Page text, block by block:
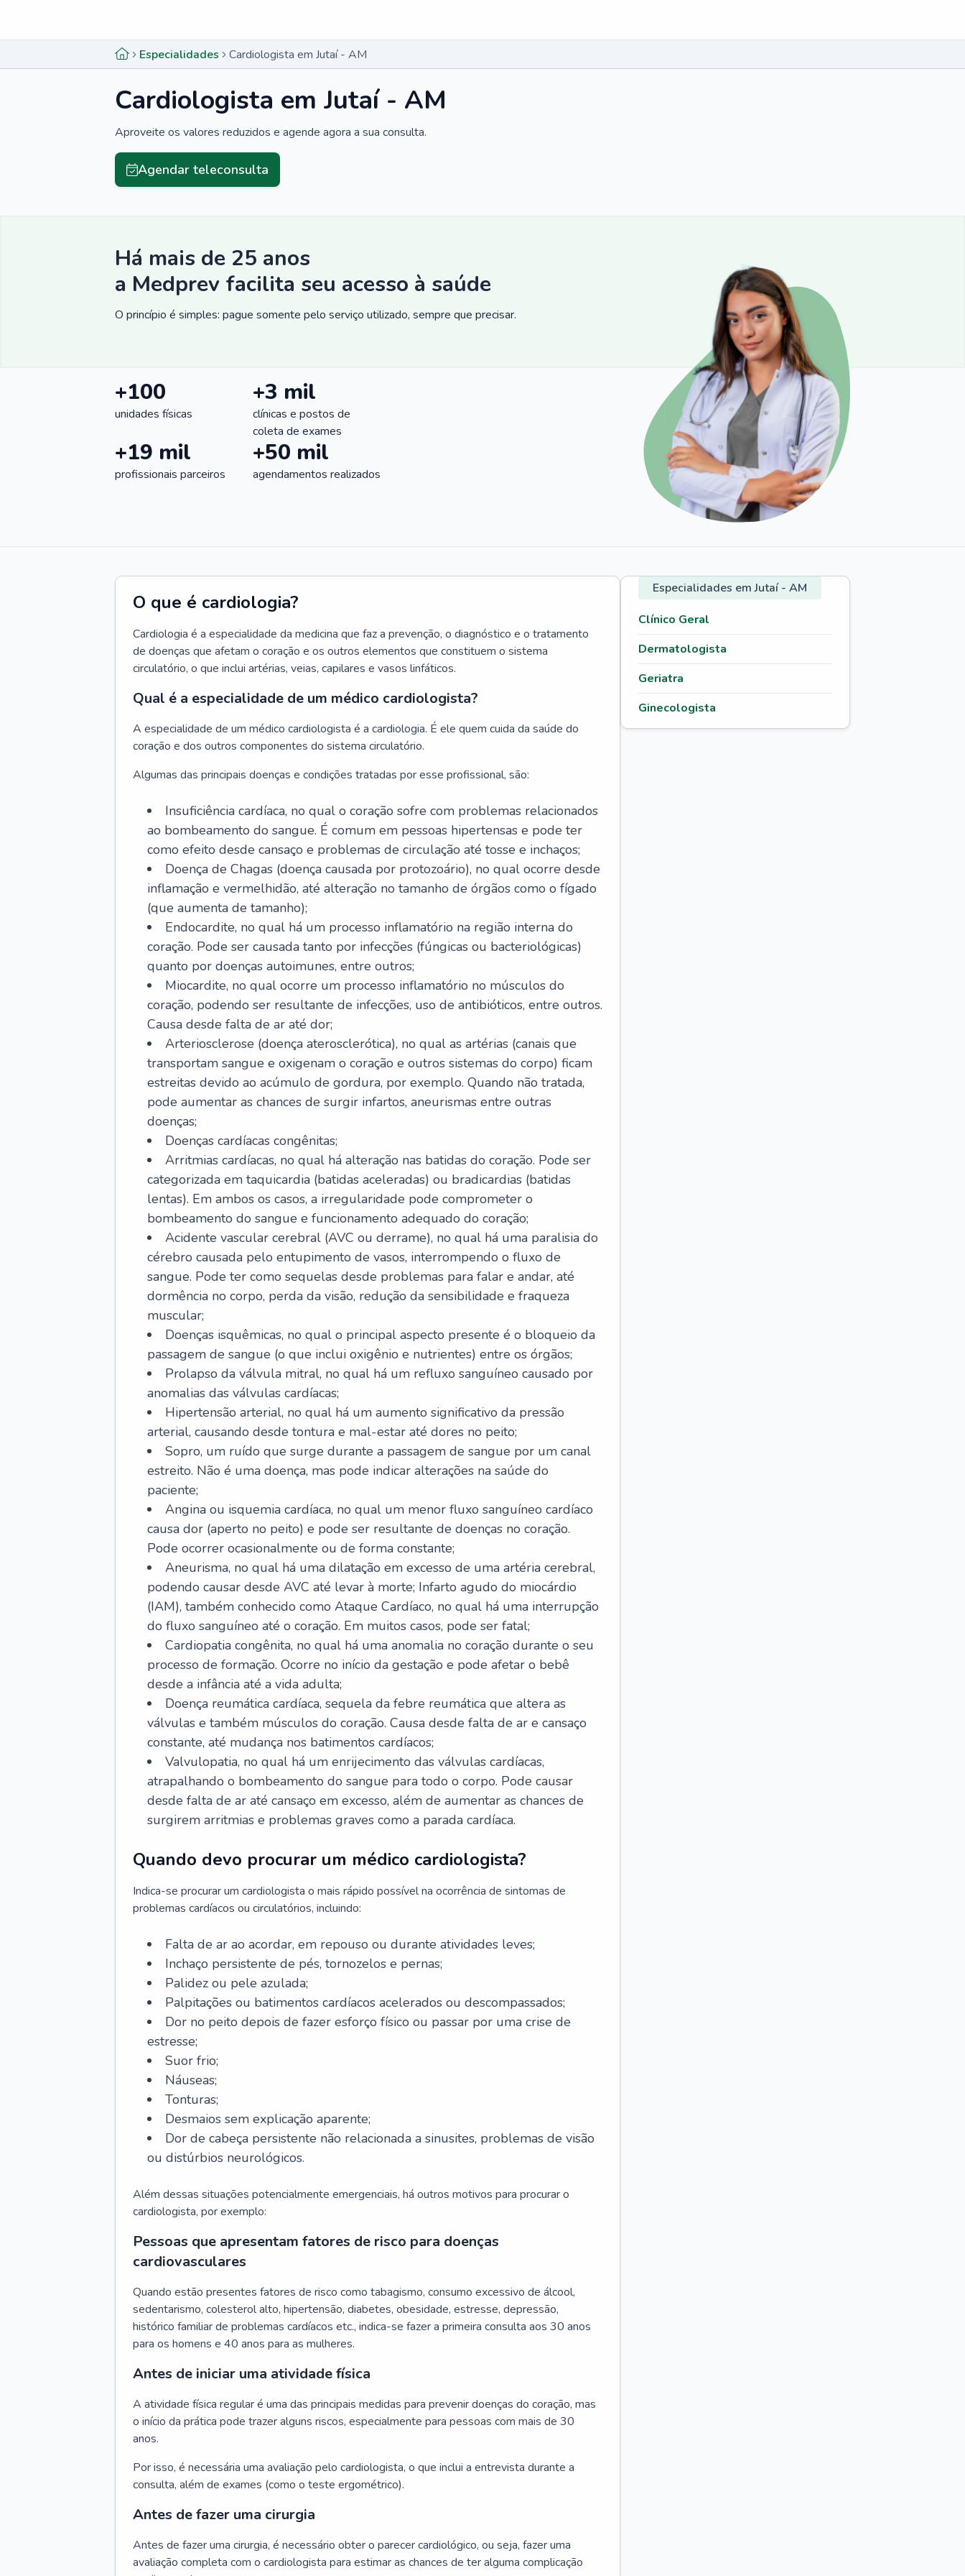
Especialidades Cardiologista em Jutaí - AM
Cardiologista em Jutaí - AM
Aproveite os valores reduzidos e agende agora a sua consulta.
Agendar teleconsulta
Há mais de 25 anos
a Medprev facilita seu acesso à saúde
O princípio é simples: pague somente pelo serviço utilizado, sempre que precisar.
+100
unidades físicas
+3 mil
clínicas e postos de
coleta de exames
+19 mil
profissionais parceiros
+50 mil
agendamentos realizados
O que é cardiologia?
Cardiologia é a especialidade da medicina que faz a prevenção, o diagnóstico e o tratamento
de doenças que afetam o coração e os outros elementos que constituem o sistema
circulatório, o que inclui artérias, veias, capilares e vasos linfáticos.
Qual é a especialidade de um médico cardiologista?
A especialidade de um médico cardiologista é a cardiologia. É ele quem cuida da saúde do
coração e dos outros componentes do sistema circulatório.
Algumas das principais doenças e condições tratadas por esse profissional, são:
Insuficiência cardíaca, no qual o coração sofre com problemas relacionados
ao bombeamento do sangue. É comum em pessoas hipertensas e pode ter
como efeito desde cansaço e problemas de circulação até tosse e inchaços;
Doença de Chagas (doença causada por protozoário), no qual ocorre desde
inflamação e vermelhidão, até alteração no tamanho de órgãos como o fígado
(que aumenta de tamanho);
Endocardite, no qual há um processo inflamatório na região interna do
coração. Pode ser causada tanto por infecções (fúngicas ou bacteriológicas)
quanto por doenças autoimunes, entre outros;
Miocardite, no qual ocorre um processo inflamatório no músculos do
coração, podendo ser resultante de infecções, uso de antibióticos, entre outros.
Causa desde falta de ar até dor;
Arteriosclerose (doença aterosclerótica), no qual as artérias (canais que
transportam sangue e oxigenam o coração e outros sistemas do corpo) ficam
estreitas devido ao acúmulo de gordura, por exemplo. Quando não tratada,
pode aumentar as chances de surgir infartos, aneurismas entre outras
doenças;
Doenças cardíacas congênitas;
Arritmias cardíacas, no qual há alteração nas batidas do coração. Pode ser
categorizada em taquicardia (batidas aceleradas) ou bradicardias (batidas
lentas). Em ambos os casos, a irregularidade pode comprometer o
bombeamento do sangue e funcionamento adequado do coração;
Acidente vascular cerebral (AVC ou derrame), no qual há uma paralisia do
cérebro causada pelo entupimento de vasos, interrompendo o fluxo de
sangue. Pode ter como sequelas desde problemas para falar e andar, até
dormência no corpo, perda da visão, redução da sensibilidade e fraqueza
muscular;
Doenças isquêmicas, no qual o principal aspecto presente é o bloqueio da
passagem de sangue (o que inclui oxigênio e nutrientes) entre os órgãos;
Prolapso da válvula mitral, no qual há um refluxo sanguíneo causado por
anomalias das válvulas cardíacas;
Hipertensão arterial, no qual há um aumento significativo da pressão
arterial, causando desde tontura e mal-estar até dores no peito;
Sopro, um ruído que surge durante a passagem de sangue por um canal
estreito. Não é uma doença, mas pode indicar alterações na saúde do
paciente;
Angina ou isquemia cardíaca, no qual um menor fluxo sanguíneo cardíaco
causa dor (aperto no peito) e pode ser resultante de doenças no coração.
Pode ocorrer ocasionalmente ou de forma constante;
Aneurisma, no qual há uma dilatação em excesso de uma artéria cerebral,
podendo causar desde AVC até levar à morte; Infarto agudo do miocárdio
(IAM), também conhecido como Ataque Cardíaco, no qual há uma interrupção
do fluxo sanguíneo até o coração. Em muitos casos, pode ser fatal;
Cardiopatia congênita, no qual há uma anomalia no coração durante o seu
processo de formação. Ocorre no início da gestação e pode afetar o bebê
desde a infância até a vida adulta;
Doença reumática cardíaca, sequela da febre reumática que altera as
válvulas e também músculos do coração. Causa desde falta de ar e cansaço
constante, até mudança nos batimentos cardíacos;
Valvulopatia, no qual há um enrijecimento das válvulas cardíacas,
atrapalhando o bombeamento do sangue para todo o corpo. Pode causar
desde falta de ar até cansaço em excesso, além de aumentar as chances de
surgirem arritmias e problemas graves como a parada cardíaca.
Quando devo procurar um médico cardiologista?
Indica-se procurar um cardiologista o mais rápido possível na ocorrência de sintomas de
problemas cardíacos ou circulatórios, incluindo:
Falta de ar ao acordar, em repouso ou durante atividades leves;
Inchaço persistente de pés, tornozelos e pernas;
Palidez ou pele azulada;
Palpitações ou batimentos cardíacos acelerados ou descompassados;
Dor no peito depois de fazer esforço físico ou passar por uma crise de
estresse;
Suor frio;
Náuseas;
Tonturas;
Desmaios sem explicação aparente;
Dor de cabeça persistente não relacionada a sinusites, problemas de visão
ou distúrbios neurológicos.
Além dessas situações potencialmente emergenciais, há outros motivos para procurar o
cardiologista, por exemplo:
Pessoas que apresentam fatores de risco para doenças
cardiovasculares
Quando estão presentes fatores de risco como tabagismo, consumo excessivo de álcool,
sedentarismo, colesterol alto, hipertensão, diabetes, obesidade, estresse, depressão,
histórico familiar de problemas cardíacos etc., indica-se fazer a primeira consulta aos 30 anos
para os homens e 40 anos para as mulheres.
Antes de iniciar uma atividade física
A atividade física regular é uma das principais medidas para prevenir doenças do coração, mas
o início da prática pode trazer alguns riscos, especialmente para pessoas com mais de 30
anos.
Por isso, é necessária uma avaliação pelo cardiologista, o que inclui a entrevista durante a
consulta, além de exames (como o teste ergométrico).
Antes de fazer uma cirurgia
Antes de fazer uma cirurgia, é necessário obter o parecer cardiológico, ou seja, fazer uma
avaliação completa com o cardiologista para estimar as chances de ter alguma complicação
Especialidades em Jutaí - AM
Clínico Geral
Dermatologista
Geriatra
Ginecologista